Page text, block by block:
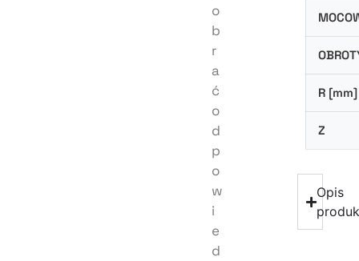
o
b
r
a
ć
o
d
p
o
w
i
e
d
R [mm]
Z
Opis